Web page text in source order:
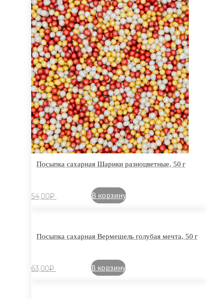
Посыпка сахарная Шарики разноцветные, 50 г
54,00₽ В корзину
Посыпка сахарная Вермешель голубая мечта, 50 г
63,00₽ В корзину